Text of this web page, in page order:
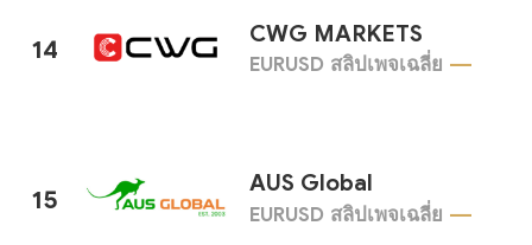
14 CWG MARKETS
EURUSD สลิปเพจเฉลี่ย ---
15 AUS Global
EURUSD สลิปเพจเฉลี่ย ---